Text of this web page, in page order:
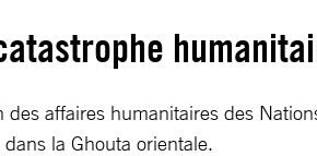
affaires humanitaires des
la Ghouta orientale.